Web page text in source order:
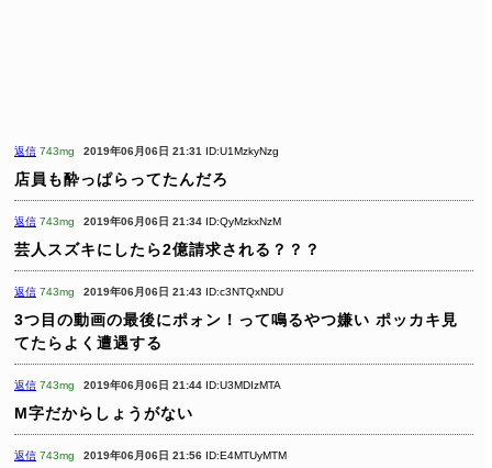
返信 743mg 2019年06月06日 21:31 ID:U1MzkyNzg
店員も酔っぱらってたんだろ
返信 743mg 2019年06月06日 21:34 ID:QyMzkxNzM
芸人スズキにしたら2億請求される？？？
返信 743mg 2019年06月06日 21:43 ID:c3NTQxNDU
3つ目の動画の最後にポォン！って鳴るやつ嫌い ポッカキ見
てたらよく遭遇する
返信 743mg 2019年06月06日 21:44 ID:U3MDIzMTA
M字だからしょうがない
返信 743mg 2019年06月06日 21:56 ID:E4MTUyMTM